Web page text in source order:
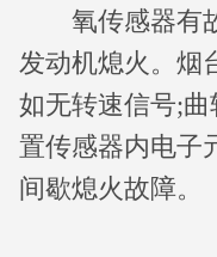
氧传感器有故
发动机熄火。烟
如无转速信号;
置传感器内电子
间歇熄火故障。